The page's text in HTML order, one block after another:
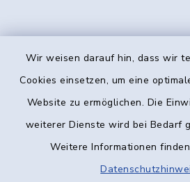
Wir weisen darauf hin, dass wir
Cookies einsetzen, um eine
Website zu ermöglichen. Die
weiterer Dienste wird bei Bedarf
Weitere Informationen
Kontakt